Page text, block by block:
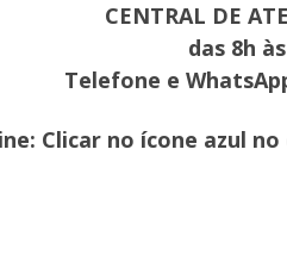
CENTRAL DE
das 8h
Telefone e
Clicar no ícone azul